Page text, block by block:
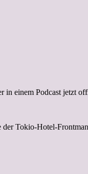
in einem Podcast jetzt
Tokio-Hotel-